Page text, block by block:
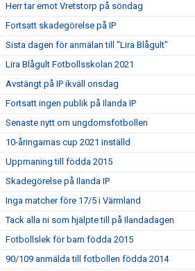
Herr tar emot Vretstorp på söndag
Fortsatt skadegörelse på IP
Sista dagen för anmälan till "Lira Blågult"
Lira Blågult Fotbollsskolan 2021
Avstängt på IP ikväll onsdag
Fortsatt ingen publik på Ilanda IP
Senaste nytt om ungdomsfotbollen
10-åringarnas cup 2021 inställd
Uppmaning till födda 2015
Skadegörelse på Ilanda IP
Inga matcher före 17/5 i Värmland
Tack alla ni som hjälpte till på Ilandadagen
Fotbollslek för barn födda 2015
90/109 anmälda till fotbollen födda 2014